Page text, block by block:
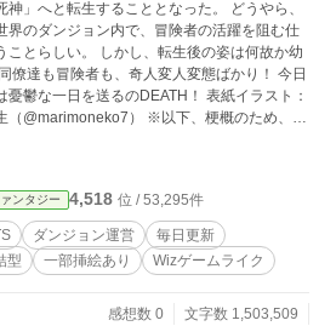
神」へと転生することとなった。 どうやら、
界のダンジョン内で、冒険者の活躍を阻む仕
ことらしい。 しかし、転生後の姿は何故か幼
一日を送るのDEATH！ 表紙イラスト：
） ※以下、梗概のため、結
名を持つ殺し屋が、死
ンに設置された《死神罠》」として転生する
しかし、ガチムチアラフォーのおじさんには
い可愛らしい本名だったがために、何の手違
生してしまった。 ダンジョン運営会社の社員
もふた癖もある冒険者相手に憂鬱ながらも楽
》と崇められるようにもなる。 その過程で
ンタジー 4,518 位 / 53,295件
ダンジョン運営
毎日更新
型 一部挿絵あり Wizゲームライク
感想数 0
文字数 1,503,509